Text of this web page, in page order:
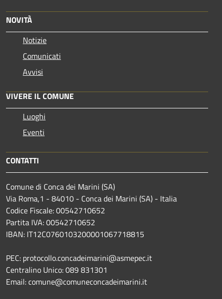
NOVITÀ
Notizie
Comunicati
Avvisi
VIVERE IL COMUNE
Luoghi
Eventi
CONTATTI
Comune di Conca dei Marini (SA)
Via Roma,1 - 84010 - Conca dei Marini (SA) - Italia
Codice Fiscale: 00542710652
Partita IVA: 00542710652
IBAN: IT12C0760103200001067718815
PEC: protocollo.concadeimarini@asmepec.it
Centralino Unico: 089 831301
Email: comune@comuneconcadeimarini.it